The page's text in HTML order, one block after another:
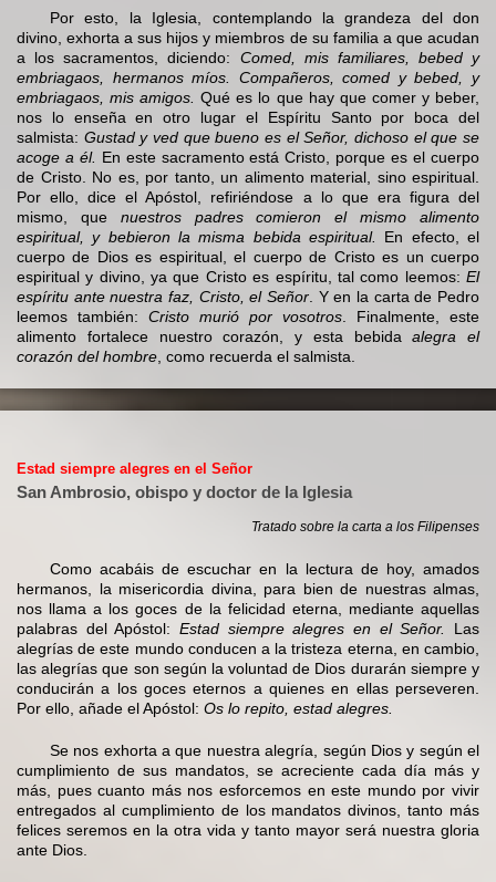
Por esto, la Iglesia, contemplando la grandeza del don
divino, exhorta a sus hijos y miembros de su familia a que acudan
a los sacramentos, diciendo: Comed, mis familiares, bebed y
embriagaos, hermanos míos. Compañeros, comed y bebed, y
embriagaos, mis amigos. Qué es lo que hay que comer y beber,
nos lo enseña en otro lugar el Espíritu Santo por boca del
salmista: Gustad y ved que bueno es el Señor, dichoso el que se
acoge a él. En este sacramento está Cristo, porque es el cuerpo
de Cristo. No es, por tanto, un alimento material, sino espiritual.
Por ello, dice el Apóstol, refiriéndose a lo que era figura del
mismo, que nuestros padres comieron el mismo alimento
espiritual, y bebieron la misma bebida espiritual.
En efecto, el
cuerpo de Dios es espiritual, el cuerpo de Cristo es un cuerpo
espiritual y divino, ya que Cristo es espíritu, tal como leemos: El
espíritu ante nuestra faz, Cristo, el Señor . Y en la carta de Pedro
leemos también: Cristo murió por vosotros . Finalmente, este
alimento fortalece nuestro corazón, y esta bebidaalegra el
corazón del hombre , como recuerda el salmista.
Estad siempre alegres en el Señor
San Ambrosio, obispo y doctor de la Iglesia
Tratado sobre la carta a los Filipenses
Como acabáis de escuchar en la lectura de hoy, amados
hermanos, la misericordia divina, para bien de nuestras almas,
nos llama a los goces de la felicidad eterna, mediante aquellas
palabras del Apóstol: Estad siempre alegres en el Señor.
Las
alegrías de este mundo conducen a la tristeza eterna, en cambio,
las alegrías que son según la voluntad de Dios durarán siempre y
conducirán a los goces eternos a quienes en ellas perseveren.
Por ello, añade el Apóstol: Os lo repito, estad alegres.
Se nos exhorta a que nuestra alegría, según Dios y según el
cumplimiento de sus mandatos, se acreciente cada día más y
más, pues cuanto más nos esforcemos en este mundo por vivir
entregados al cumplimiento de los mandatos divinos, tanto más
felices seremos en la otra vida y tanto mayor será nuestra gloria
ante Dios.